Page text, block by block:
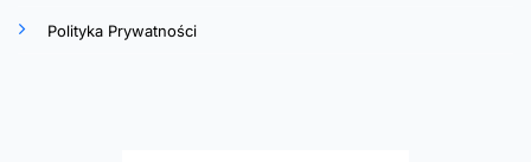
Polityka Prywatności